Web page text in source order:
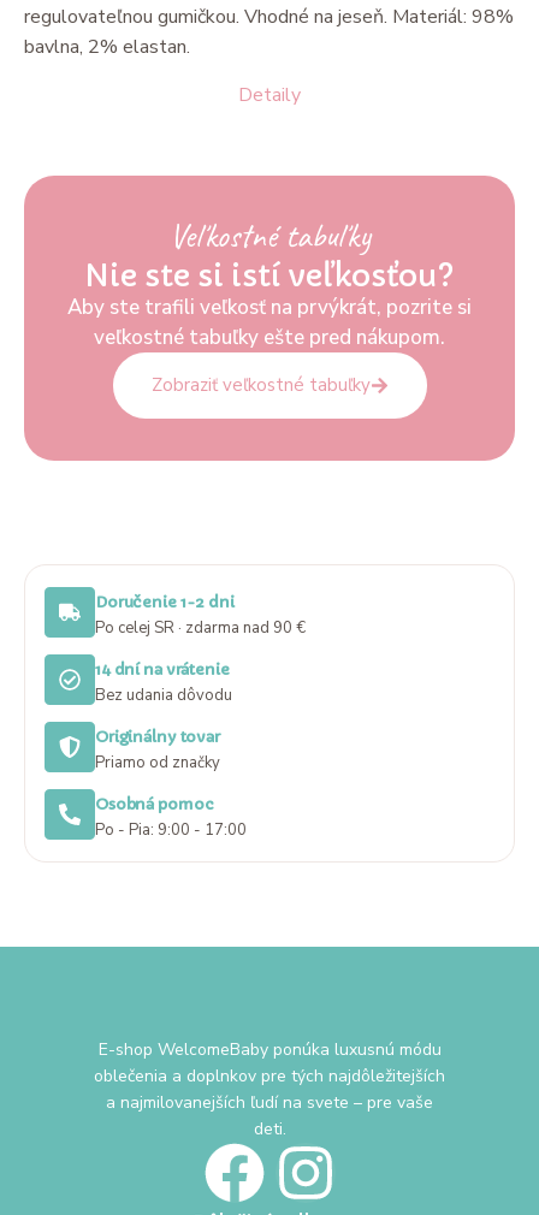
Detaily
regulovateľnou gumičkou. Vhodné na jeseň. Materiál: 98%
bavlna, 2% elastan.
Veľkostné tabuľky
Nie ste si istí veľkosťou?
Aby ste trafili veľkosť na prvýkrát, pozrite si
veľkostné tabuľky ešte pred nákupom.
Zobraziť veľkostné tabuľky
Doručenie 1-2 dni
Po celej SR · zdarma nad 90 €
14 dní na vrátenie
Bez udania dôvodu
Originálny tovar
Priamo od značky
Osobná pomoc
Po - Pia: 9:00 - 17:00
E-shop WelcomeBaby ponúka luxusnú módu
oblečenia a doplnkov pre tých najdôležitejších
a najmilovanejších ľudí na svete – pre vaše
deti.